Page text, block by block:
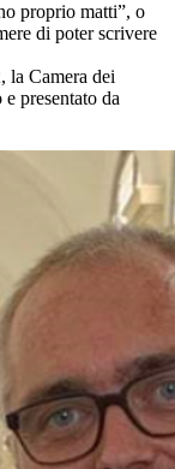
proprio matti”, o
di poter scrivere
la Camera dei
presentato da